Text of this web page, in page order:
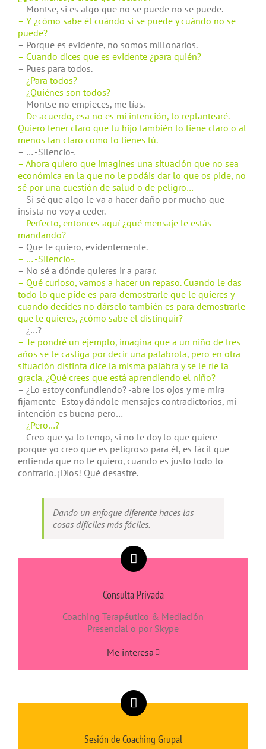
– Montse, si es algo que no se puede no se puede.
– Y ¿cómo sabe él cuándo sí se puede y cuándo no se
puede?
– Porque es evidente, no somos millonarios.
– Cuando dices que es evidente ¿para quién?
– Pues para todos.
– ¿Para todos?
– ¿Quiénes son todos?
– Montse no empieces, me lías.
– De acuerdo, esa no es mi intención, lo replantearé.
Quiero tener claro que tu hijo también lo tiene claro o al
menos tan claro como lo tienes tú.
– … -Silencio-.
– Ahora quiero que imagines una situación que no sea
económica en la que no le podáis dar lo que os pide, no
sé por una cuestión de salud o de peligro…
– Si sé que algo le va a hacer daño por mucho que
insista no voy a ceder.
– Perfecto, entonces aquí ¿qué mensaje le estás
mandando?
– Que le quiero, evidentemente.
– … -Silencio-.
– No sé a dónde quieres ir a parar.
– Qué curioso, vamos a hacer un repaso. Cuando le das
todo lo que pide es para demostrarle que le quieres y
cuando decides no dárselo también es para demostrarle
que le quieres, ¿cómo sabe el distinguir?
– ¿…?
– Te pondré un ejemplo, imagina que a un niño de tres
años se le castiga por decir una palabrota, pero en otra
situación distinta dice la misma palabra y se le ríe la
gracia. ¿Qué crees que está aprendiendo el niño?
– ¿Lo estoy confundiendo? -abre los ojos y me mira
fijamente- Estoy dándole mensajes contradictorios, mi
intención es buena pero…
– ¿Pero…?
– Creo que ya lo tengo, si no le doy lo que quiere
porque yo creo que es peligroso para él, es fácil que
entienda que no le quiero, cuando es justo todo lo
contrario. ¡Dios! Qué desastre.
Dando un enfoque diferente haces las
cosas difíciles más fáciles.
Consulta Privada
Coaching Terapéutico & Mediación
Presencial o por Skype
Me interesa
Sesión de Coaching Grupal